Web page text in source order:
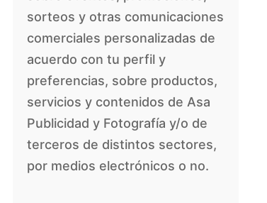
sorteos y otras comunicaciones
comerciales personalizadas de
acuerdo con tu perfil y
preferencias, sobre productos,
servicios y contenidos de Asa
Publicidad y Fotografía y/o de
terceros de distintos sectores,
por medios electrónicos o no.